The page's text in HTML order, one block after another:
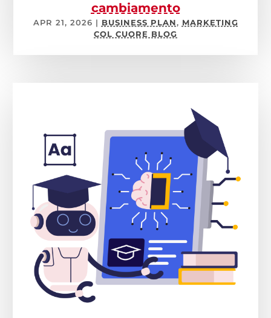
cambiamento
APR 21, 2026 | BUSINESS PLAN, MARKETING
COL CUORE BLOG